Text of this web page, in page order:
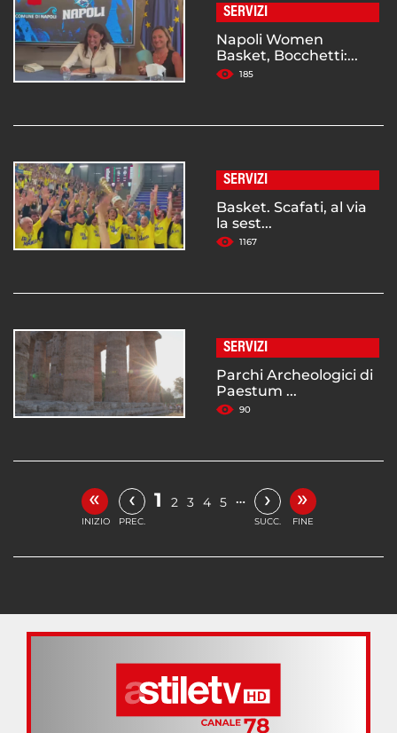
SERVIZI
Napoli Women
Basket, Bocchetti:...
185
SERVIZI
Basket. Scafati, al via
la sest...
1167
SERVIZI
Parchi Archeologici di
Paestum ...
90
«
INIZIO
‹
PREC.
1 2 3 4 5 … ›
SUCC.
»
FINE